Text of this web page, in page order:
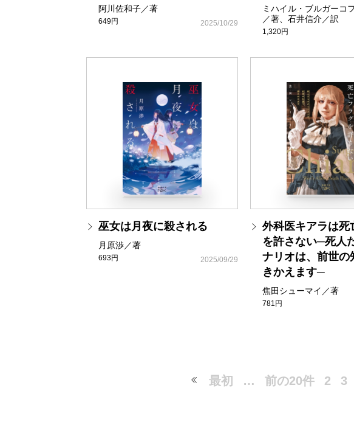
阿川佐和子／著
649円 2025/10/29
ミハイル・ブルガーコ
／著、石井信介／訳
1,320円
巫女は月夜に殺される
月原渉／著
693円 2025/09/29
外科医キアラは死
を許さない─死人
ナリオは、前世の
きかえます─
焦田シューマイ／著
781円
最初 … 前の20件 2 3